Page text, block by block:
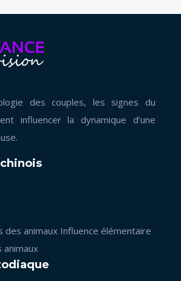
des couples, les signes du
influencer la dynamique d’une
des animaux Influence élémentaire
animaux